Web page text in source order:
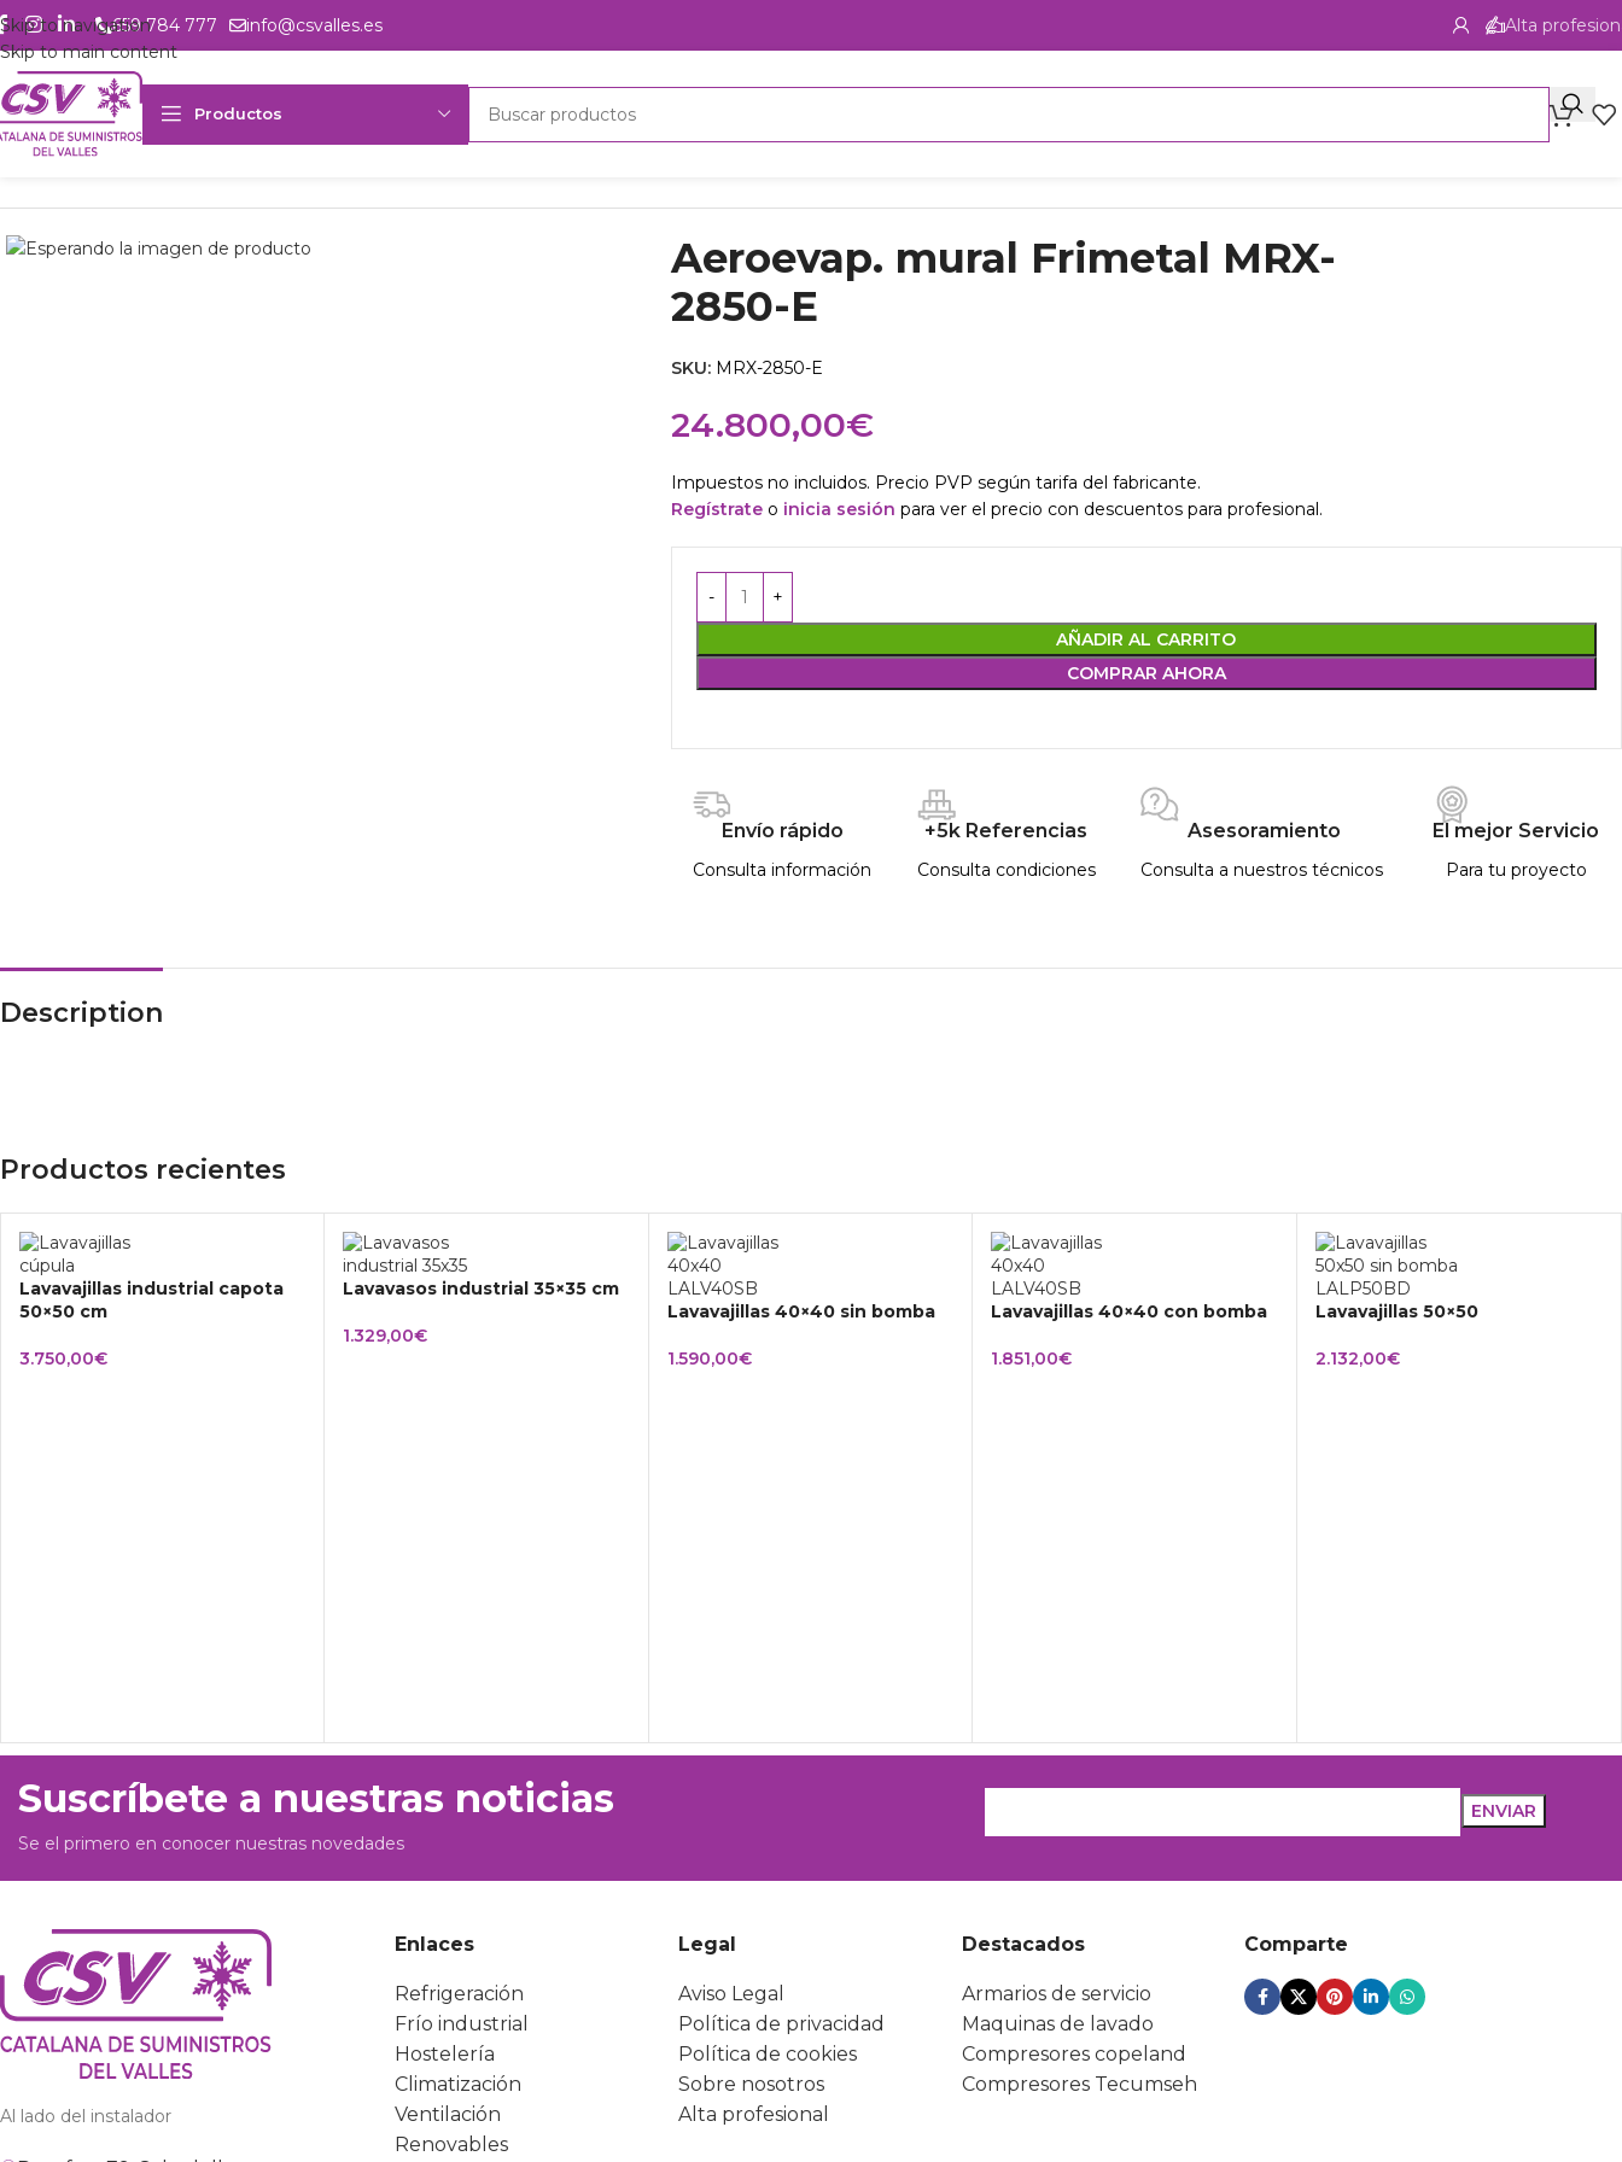
Skip to navigation
Skip to main content
659 784 777 info@csvalles.es Alta
Productos
Inicio Productos
Aeroevap. mural Frimetal MRX-
2850-E
SKU: MRX-2850-E
24.800,00€
Impuestos no incluidos. Precio PVP según tarifa del fabricante.
Regístrateo inicia sesión para ver el precio con descuentos para profesional.
AÑADIR AL CARRITO
COMPRAR AHORA
Envío rápido
Consulta información
+5k Referencias
Consulta condiciones
Asesoramiento
Consulta a nuestros técnicos
El mejor Servicio
Para tu proyecto
Description
Productos recientes
Lavavajillas industrial capota
50×50 cm
3.750,00€
Lavavasos industrial 35×35 cm
1.329,00€
Lavavajillas 40×40 sin bomba
1.590,00€
Lavavajillas 40×40 con bomba
1.851,00€
Lavavajillas 50×50
2.132,00€
Suscríbete a nuestras noticias
Se el primero en conocer nuestras novedades
Al lado del instalador
Enlaces
Refrigeración
Frío industrial
Hostelería
Climatización
Ventilación
Renovables
Legal
Aviso Legal
Política de privacidad
Política de cookies
Sobre nosotros
Alta profesional
Destacados
Armarios de servicio
Maquinas de lavado
Compresores copeland
Compresores Tecumseh
Comparte